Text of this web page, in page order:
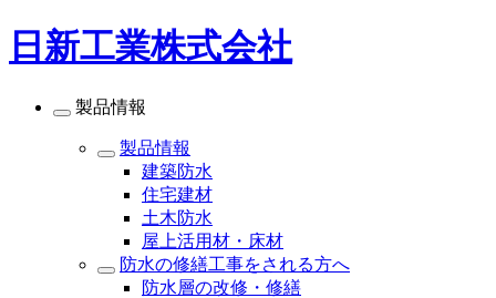
日新工業株式会社
製品情報
製品情報
建築防水
住宅建材
土木防水
屋上活用材・床材
防水の修繕工事をされる方へ
防水層の改修・修繕